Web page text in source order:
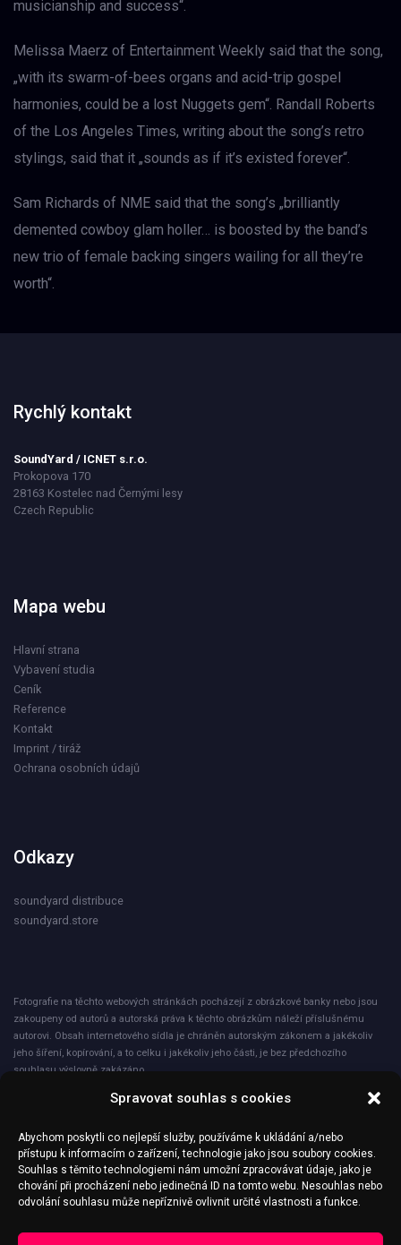
Spravovat souhlas s cookies
Abychom poskytli co nejlepší služby, používáme k ukládání a/nebo
přístupu k informacím o zařízení, technologie jako jsou soubory cookies.
Souhlas s těmito technologiemi nám umožní zpracovávat údaje, jako je
chování při procházení nebo jedinečná ID na tomto webu. Nesouhlas nebo
odvolání souhlasu může nepříznivě ovlivnit určité vlastnosti a funkce.
musicianship and success“.
Melissa Maerz of Entertainment Weekly said that the song,
„with its swarm-of-bees organs and acid-trip gospel
harmonies, could be a lost Nuggets gem“. Randall Roberts
of the Los Angeles Times, writing about the song’s retro
stylings, said that it „sounds as if it’s existed forever“.
Sam Richards of NME said that the song’s „brilliantly
demented cowboy glam holler… is boosted by the band’s
new trio of female backing singers wailing for all they’re
worth“.
Rychlý kontakt
SoundYard / ICNET s.r.o.
Prokopova 170
28163 Kostelec nad Černými lesy
Czech Republic
Mapa webu
Hlavní strana
Vybavení studia
Ceník
Reference
Kontakt
Imprint / tiráž
Ochrana osobních údajů
Odkazy
soundyard distribuce
soundyard.store
Fotografie na těchto webových stránkách pocházejí z obrázkové banky nebo jsou
zakoupeny od autorů a autorská práva k těchto obrázkům náleží příslušnému
autorovi. Obsah internetového sídla je chráněn autorským zákonem a jakékoliv
jeho šíření, kopírování, a to celku i jakékoliv jeho části, je bez předchozího
souhlasu výslovně zakázáno.
Společnost ICNET s.r.o. při nakládání s osobními údaji plně dodržuje zásady
zpracovávány a ukládány pouze zákonným způsobem a ze zákonných důvodů, a
to v nezbytné míře pouze k účelům, ke kterým jsou shromážděny a způsobem,
který je s těmito účely slučitelný. Zabezpečení ochrany osobních údajů je
stanoveno v plné míře zvláštními vnitřními předpisy, dokumenty a smluvními
ujednáními společnosti.